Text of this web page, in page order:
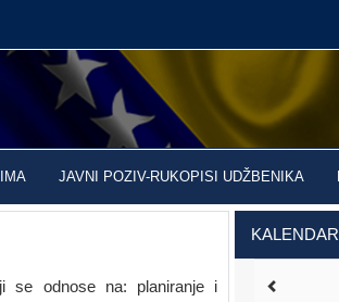
JAVNI POZIV-RUKOPISI UDŽBENIKA
odnose na: planiranje i
KALENDAR